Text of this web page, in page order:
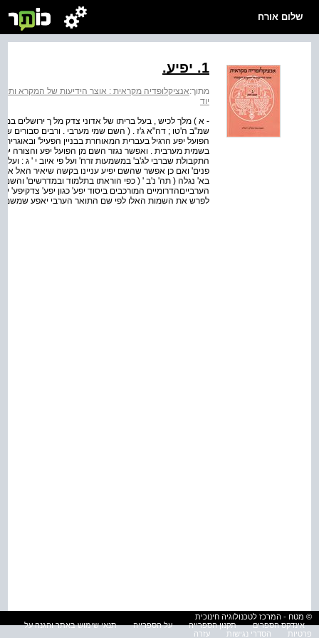
שלום אורח
1. יפיע.
מתוך:אנציקלופדיה מקראית : אוצר הידיעות של המקרא
יוד
- א ) מלך לכיש , בעל בריתו של אדוני צדק מל ך ירושלים
שמ"ב ה'טו ; דה"א ג'ז . ( השם שמי מערבי . ורבים סבורים
הפועל יפע הרגיל בעברית המאוחרת בבניין הפעיל'
בשמית מערבית . ואפשר נגזר השם מן הפועל יפע והצורה
התקבולת שברבי לג'ב' במשמעות זרח' ועל פי איוב י ' ג :
פנים' ואם כן אפשר שהשם יפיע עניינו בקשה שיאיר האל
בא' נגלה ( תה' נ'ב ' ( כפי הוראתו בתלמוד ובמדרשים' והשם
הערבייםהדרומיים המורכבים ביסוד יפע' כגון יפע'
לפרש את השמות האלו לפי שם התואר הערבי יאפע
© מטח - המרכז לטכנולוגיה חינוכית
אינדקס הספרים
תקנון הספרייה על הספרייה
תנאי שימוש באתר והגנה על
פרטיות
הסדרי נגישות עזרה